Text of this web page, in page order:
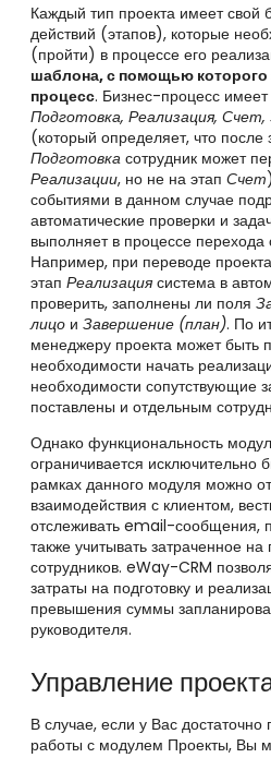
Каждый тип проекта имеет
действий (этапов), которые
(пройти) в процессе его
шаблона, с помощью которого
процесс. Бизнес-процесс
Подготовка, Реализация,
(который определяет, что
Подготовка сотрудник может
Реализации, но не на этап Счет
событиями в данном случае
автоматические проверки и
выполняет в процессе перехода
Например, при переводе
этап Реализация система в
проверить, заполнены ли поля
лицо и Завершение (план). По
менеджеру проекта может быть
необходимости начать
необходимости сопутствующие
поставлены и отдельным
Однако функциональность
ограничивается исключительно
рамках данного модуля можно
взаимодействия с клиентом,
отслеживать email-сообщения,
также учитывать затраченное на
сотрудников. eWay-CRM
затраты на подготовку и
превышения суммы
руководителя.
Управление
В случае, если у Вас
работы с модулем Проекты, Вы